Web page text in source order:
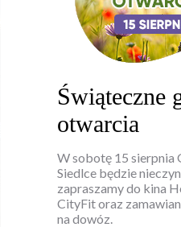
Świąteczne
otwarcia
W sobotę 15 sierpnia
Siedlce będzie
zapraszamy do kina
CityFit oraz
na dowóz.